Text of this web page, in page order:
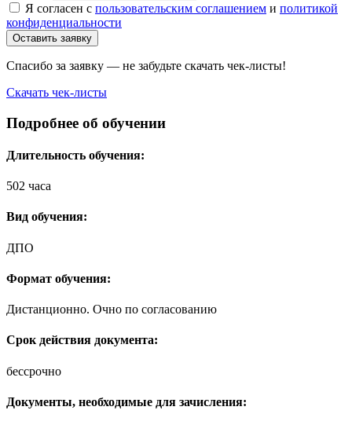
Я согласен с пользовательским соглашением и политикой
конфиденциальности
Оставить заявку
Спасибо за заявку — не забудьте скачать чек-листы!
Скачать чек-листы
Подробнее об обучении
Длительность обучения:
502 часа
Вид обучения:
ДПО
Формат обучения:
Дистанционно. Очно по согласованию
Срок действия документа:
бессрочно
Документы, необходимые для зачисления: